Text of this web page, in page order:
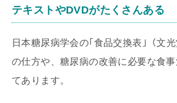
テキストやDVDがたくさんある
日本糖尿病学会の｢食品交換表｣（文
の仕方や、糖尿病の改善に必要な食
てあります。